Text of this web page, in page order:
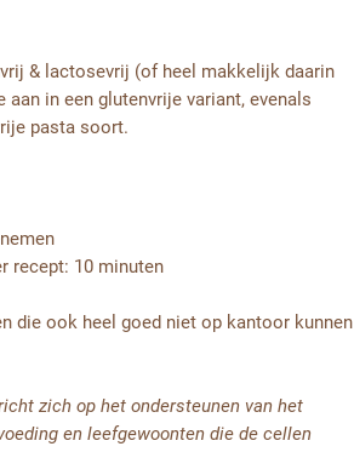
& lactosevrij (of heel makkelijk daarin
aan in een glutenvrije variant, evenals
pasta soort.
recept: 10 minuten
die ook heel goed niet op kantoor kunnen
zich op het ondersteunen van het
en leefgewoonten die de cellen